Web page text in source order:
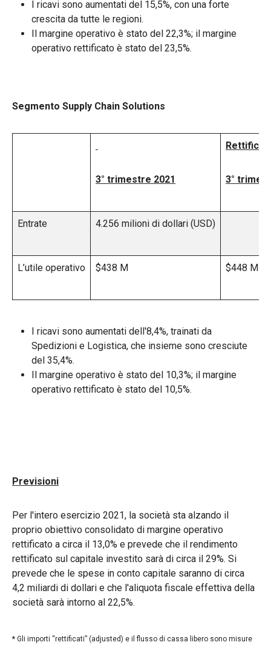
I ricavi sono aumentati del 15,5%, con una forte
crescita da tutte le regioni.
Il margine operativo è stato del 22,3%; il margine
operativo rettificato è stato del 23,5%.
Segmento Supply Chain Solutions
3° trimestre 2021 3°
Entrate 4.256 milioni di dollari (USD)
L’utile operativo $438 M $448 M
I ricavi sono aumentati dell'8,4%, trainati da
Spedizioni e Logistica, che insieme sono cresciute
del 35,4%.
Il margine operativo è stato del 10,3%; il margine
operativo rettificato è stato del 10,5%.
Previsioni
Per l'intero esercizio 2021, la società sta alzando il
proprio obiettivo consolidato di margine operativo
rettificato a circa il 13,0% e prevede che il rendimento
rettificato sul capitale investito sarà di circa il 29%. Si
prevede che le spese in conto capitale saranno di circa
4,2 miliardi di dollari e che l'aliquota fiscale effettiva della
società sarà intorno al 22,5%.
* Gli importi “rettificati” (adjusted) e il flusso di cassa libero sono misure